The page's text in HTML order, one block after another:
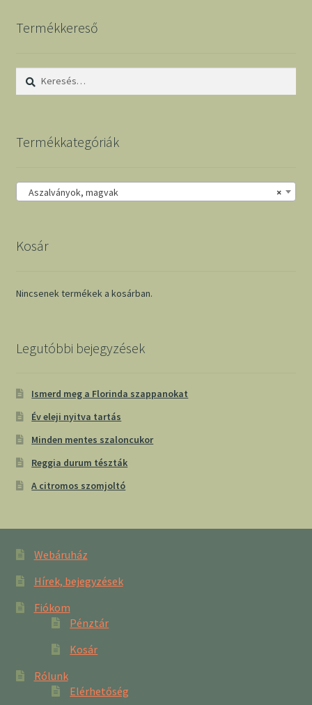
Termékkereső
Keresés:
Termékkategóriák
×
Aszalványok, magvak
Kosár
Nincsenek termékek a kosárban.
Legutóbbi bejegyzések
Ismerd meg a Florinda szappanokat
Év eleji nyitva tartás
Minden mentes szaloncukor
Reggia durum tészták
A citromos szomjoltó
Webáruház
Hírek, bejegyzések
Fiókom
Pénztár
Kosár
Rólunk
Elérhetőség